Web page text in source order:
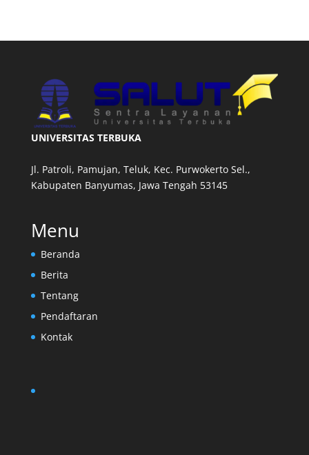
UNIVERSITAS TERBUKA
Jl. Patroli, Pamujan, Teluk, Kec. Purwokerto Sel.,
Kabupaten Banyumas, Jawa Tengah 53145
Menu
Beranda
Berita
Tentang
Pendaftaran
Kontak